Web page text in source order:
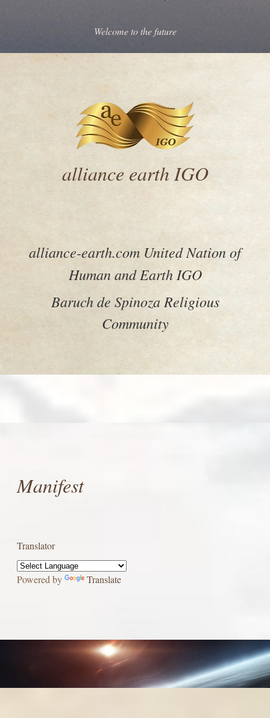
Welcome to the future
alliance earth IGO
alliance-earth.com United Nation of
Human and Earth IGO
Baruch de Spinoza Religious
Community
Manifest
Translator
Powered by Translate